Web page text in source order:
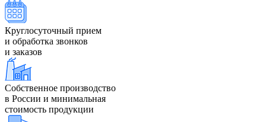
Круглосуточный прием
и обработка звонков
и заказов
Собственное производство
в России и минимальная
стоимость продукции